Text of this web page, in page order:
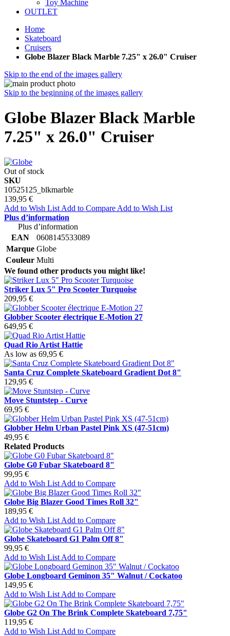
Toy Machine
OUTLET
Home
Skateboard
Cruisers
Globe Blazer Black Marble 7.25" x 26.0" Cruiser
Skip to the end of the images gallery
Skip to the beginning of the images gallery
Globe Blazer Black Marble
7.25" x 26.0" Cruiser
Out of stock
SKU
10525125_blkmarble
139,95 €
Add to Wish List Add to Compare Add to Wish List
Plus d’information
Plus d’information
EAN
0608145533089
Marque Globe
Couleur Multi
We found other products you might like!
Striker Lux 5" Pro Scooter Turquoise
209,95 €
Globber Scooter électrique E-Motion 27
649,95 €
Quad Rio Artist Hattie
As low as 69,95 €
Santa Cruz Complete Skateboard Gradient Dot 8"
129,95 €
Move Stuntstep - Curve
69,95 €
Globber Helm Urban Pastel Pink XS (47-51cm)
49,95 €
Related Products
Globe G0 Fubar Skateboard 8"
99,95 €
Add to Wish List Add to Compare
Globe Big Blazer Good Times Roll 32"
189,95 €
Add to Wish List Add to Compare
Globe Skateboard G1 Palm Off 8"
99,95 €
Add to Wish List Add to Compare
Globe Longboard Geminon 35" Walnut / Cockatoo
149,95 €
Add to Wish List Add to Compare
Globe G2 On The Brink Complete Skateboard 7,75"
119,95 €
Add to Wish List Add to Compare